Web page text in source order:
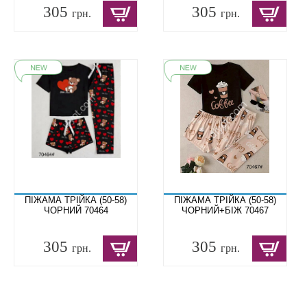
305 грн. 305грн.
ПІЖАМА ТРІЙКА (50-58)
ЧОРНИЙ 70464
305 грн.
ПІЖАМА ТРІЙКА (50-58)
ЧОРНИЙ+БІЖ 70467
305грн.